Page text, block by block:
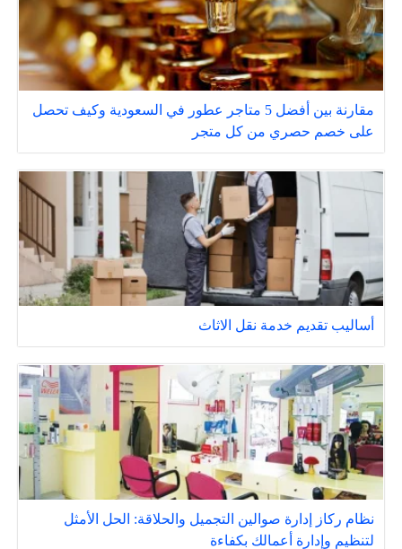
مقارنة بين أفضل 5 متاجر عطور في السعودية وكيف تحصل
على خصم حصري من كل متجر
أساليب تقديم خدمة نقل الاثاث
نظام ركاز إدارة صوالين التجميل والحلاقة: الحل الأمثل
لتنظيم وإدارة أعمالك بكفاءة